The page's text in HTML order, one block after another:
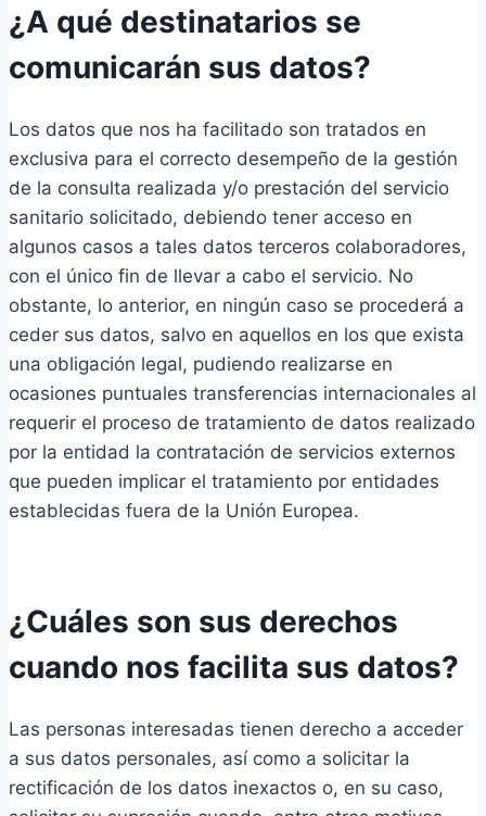
¿A qué destinatarios se
comunicarán sus datos?
Los datos que nos ha facilitado son tratados en
exclusiva para el correcto desempeño de la gestión
de la consulta realizada y/o prestación del servicio
sanitario solicitado, debiendo tener acceso en
algunos casos a tales datos terceros colaboradores,
con el único fin de llevar a cabo el servicio. No
obstante, lo anterior, en ningún caso se procederá a
ceder sus datos, salvo en aquellos en los que exista
una obligación legal, pudiendo realizarse en
ocasiones puntuales transferencias internacionales al
requerir el proceso de tratamiento de datos realizado
por la entidad la contratación de servicios externos
que pueden implicar el tratamiento por entidades
establecidas fuera de la Unión Europea.
¿Cuáles son sus derechos
cuando nos facilita sus datos?
Las personas interesadas tienen derecho a acceder
a sus datos personales, así como a solicitar la
rectificación de los datos inexactos o, en su caso,